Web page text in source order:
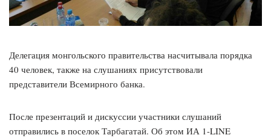
Делегация монгольского правительства насчитывала порядка
40 человек, также на слушаниях присутствовали
представители Всемирного банка.
После презентаций и дискуссии участники слушаний
отправились в поселок Тарбагатай. Об этом ИА 1-LINE